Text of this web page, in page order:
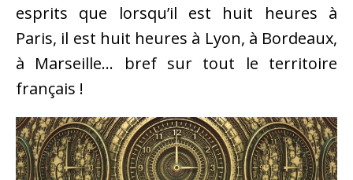
esprits que lorsqu’il est huit heures à
Paris, il est huit heures à Lyon, à Bordeaux,
à Marseille… bref sur tout le territoire
français !